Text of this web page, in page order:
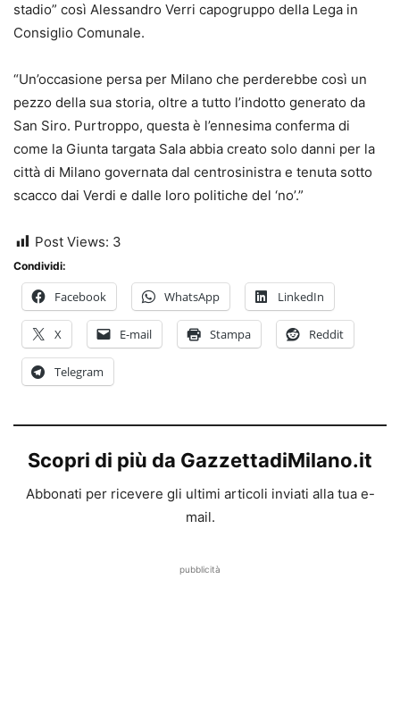
stadio” così Alessandro Verri capogruppo della Lega in
Consiglio Comunale.
“Un’occasione persa per Milano che perderebbe così un
pezzo della sua storia, oltre a tutto l’indotto generato da
San Siro. Purtroppo, questa è l’ennesima conferma di
come la Giunta targata Sala abbia creato solo danni per la
città di Milano governata dal centrosinistra e tenuta sotto
scacco dai Verdi e dalle loro politiche del ‘no’.”
Post Views: 3
Condividi:
Facebook WhatsApp LinkedIn
X E-mail Stampa Reddit
Telegram
Scopri di più da GazzettadiMilano.it
Abbonati per ricevere gli ultimi articoli inviati alla tua e-
mail.
pubblicità